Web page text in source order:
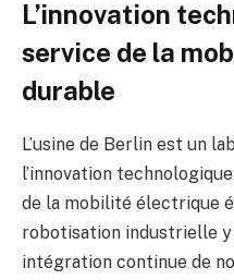
L’innovation
service de la
durable
L’usine de Berlin est un
l’innovation
de la mobilité électrique
robotisation industrielle
intégration continue de